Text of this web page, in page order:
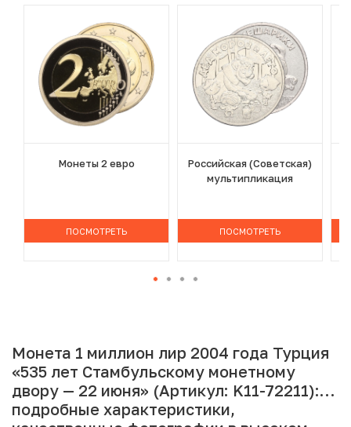
Монеты 2 евро
ПОСМОТРЕТЬ
Российская (Советская)
мультипликация
ПОСМОТРЕТЬ
Монета 1 миллион лир 2004 года Турция
«535 лет Стамбульскому монетному
двору — 22 июня» (Артикул: K11-72211):
подробные характеристики,